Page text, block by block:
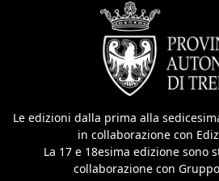
Le edizioni dalla prima alla
in collaborazione con
La 17 e 18esima edizione sono
collaborazione con